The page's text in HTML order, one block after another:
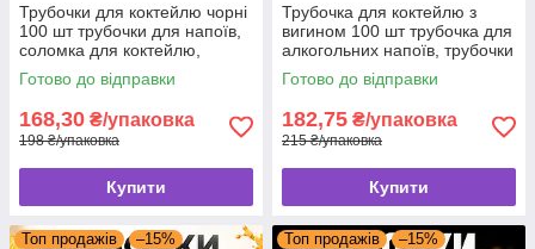
Трубочки для коктейлю чорні
100 шт трубочки для напоїв,
соломка для коктейлю,
трубочки гофра з вигином
Готово до відправки
168,30 ₴/упаковка
198 ₴/упаковка
Купити
Трубочка для коктейлю з
вигином 100 шт трубочка для
алкогольних напоїв, трубочки
для напоїв гофра
Готово до відправки
182,75 ₴/упаковка
215 ₴/упаковка
Купити
Топ продажів
–15%
Топ продажів
–15%